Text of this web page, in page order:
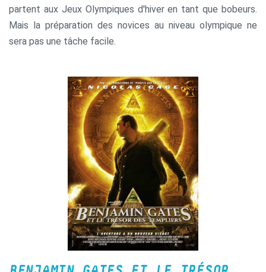
partent aux Jeux Olympiques d'hiver en tant que bobeurs.
Mais la préparation des novices au niveau olympique ne
sera pas une tâche facile.